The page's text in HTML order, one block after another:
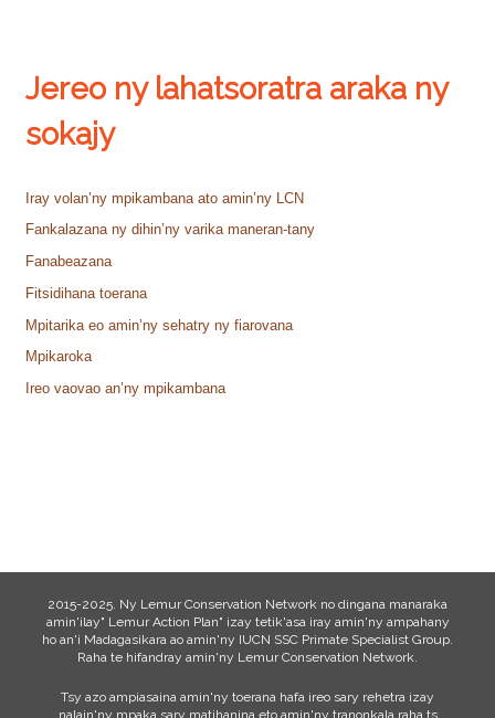
Jereo ny lahatsoratra araka ny
sokajy
Iray volan’ny mpikambana ato amin’ny LCN
Fankalazana ny dihin’ny varika maneran-tany
Fanabeazana
Fitsidihana toerana
Mpitarika eo amin’ny sehatry ny fiarovana
Mpikaroka
Ireo vaovao an’ny mpikambana
2015-2025. Ny Lemur Conservation Network no dingana manaraka
amin'ilay" Lemur Action Plan" izay tetik'asa iray amin'ny ampahany
ho an'i Madagasikara ao amin'ny IUCN SSC Primate Specialist Group.
Raha te hifandray amin'ny Lemur Conservation Network.
Tsy azo ampiasaina amin'ny toerana hafa ireo sary rehetra izay
nalain'ny mpaka sary matihanina eto amin'ny tranonkala raha ts